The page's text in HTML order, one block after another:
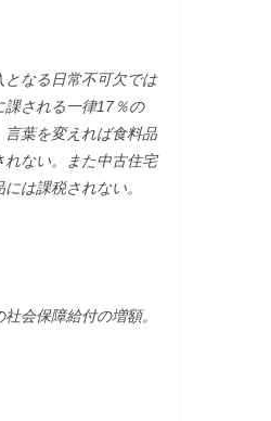
となる日常不可欠では
課される一律17％の
言葉を変えれば食料品
れない。また中古住宅
は課税されない。
会保障給付の増額。